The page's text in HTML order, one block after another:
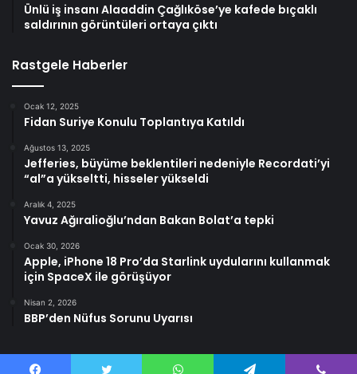
Ünlü iş insanı Alaaddin Çağlıköse’ye kafede bıçaklı
saldırının görüntüleri ortaya çıktı
Rastgele Haberler
Ocak 12, 2025
Fidan Suriye Konulu Toplantıya Katıldı
Ağustos 13, 2025
Jefferies, büyüme beklentileri nedeniyle Recordati’yi
“al”a yükseltti, hisseler yükseldi
Aralık 4, 2025
Yavuz Ağıralioğlu’ndan Bakan Bolat’a tepki
Ocak 30, 2026
Apple, iPhone 18 Pro’da Starlink uydularını kullanmak
için SpaceX ile görüşüyor
Nisan 2, 2026
BBP’den Nüfus Sorunu Uyarısı